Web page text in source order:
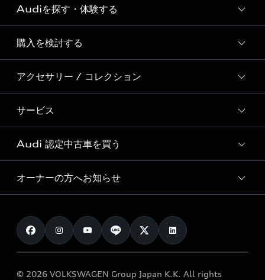
Audi ブランド
Story of Progress
Audi Sport
Formula 1®
デジタルサービス
Audiを探す・体験する
ディーラー検索
新車在庫検索
試乗車・展示車検索
見積り依頼
試乗予約
購入を検討する
モデル一覧
特別仕様モデル / 限定モデル
e-tronラインアップ
価格シミュレーション
車両比較
カタログ一覧
アクセサリー / コレクション
純正アクセサリー
オンラインショップ
Audi collection
アウディナビアプリ
サービス
サービス入庫予約
サービスプログラム
メンテナンス
車検 / 定期点検
e-tronアフターサポート
Audi 認定中古車を買う
Audi認定中古車
クオリティ
保証
メンテナンス
オーナーの方へお知らせ
お知らせ
オーナー様向けキャンペーン
© 2026 VOLKSWAGEN Group Japan K.K. All rights